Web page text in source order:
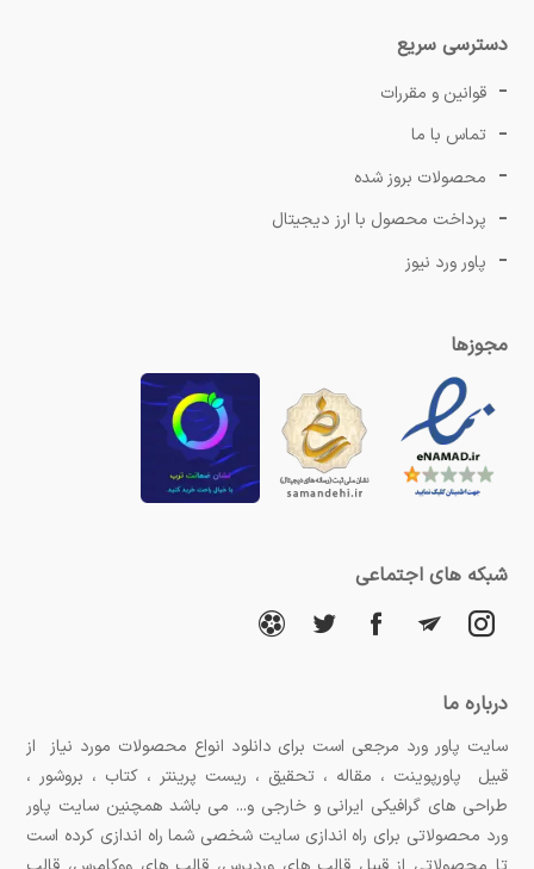
دسترسی سریع
قوانین و مقررات
تماس با ما
محصولات بروز شده
پرداخت محصول با ارز دیجیتال
پاور ورد نیوز
مجوزها
شبکه های اجتماعی
درباره ما
سایت پاور ورد مرجعی است برای دانلود انواع محصولات مورد نیاز از
قبیل پاورپوینت ، مقاله ، تحقیق ، ریست پرینتر ، کتاب ، بروشور ،
طراحی های گرافیکی ایرانی و خارجی و... می باشد همچنین سایت پاور
ورد محصولاتی برای راه اندازی سایت شخصی شما راه اندازی کرده است